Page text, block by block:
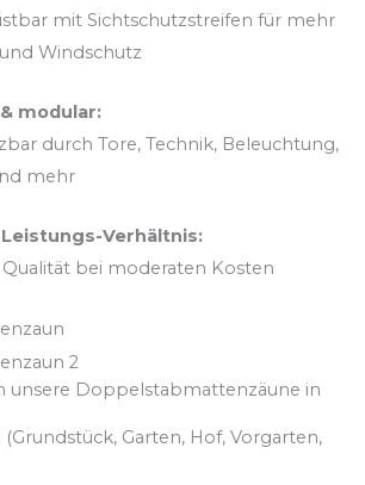
mit Sichtschutzstreifen für mehr
Windschutz
modular:
durch Tore, Technik, Beleuchtung,
mehr
Verhältnis:
bei moderaten Kosten
unsere Doppelstabmattenzäune in
Garten, Hof, Vorgarten,